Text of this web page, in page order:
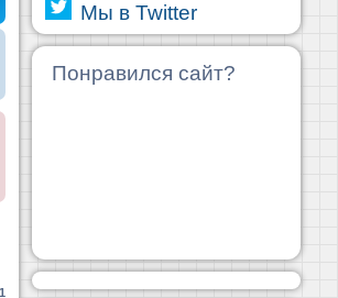
1
Мы в Twitter
Понравился сайт?